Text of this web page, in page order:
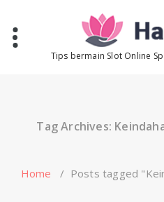
content
Tips bermain Slot Online
Tag Archives:
Home / Posts tagged